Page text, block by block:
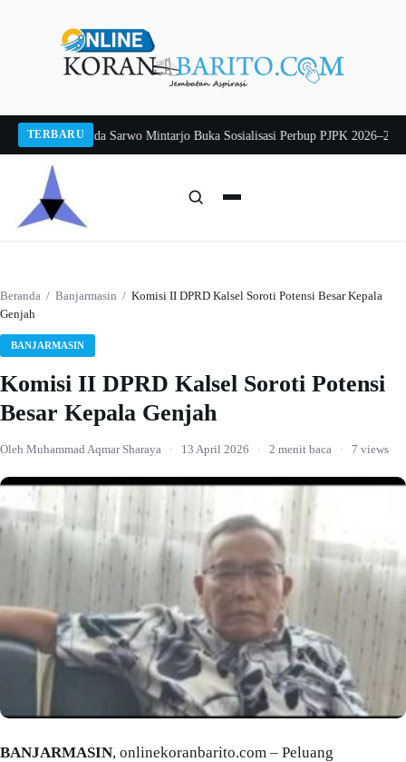
TERBARU
2026Pj Sekda Sarwo Mintarjo Buka Sosialisasi Perbup PJPK 2026–2030
Beranda / Banjarmasin / Komisi II DPRD Kalsel Soroti Potensi Besar Kepala
Genjah
BANJARMASIN
Komisi II DPRD Kalsel Soroti Potensi
Besar Kepala Genjah
Oleh Muhammad Aqmar Sharaya · 13 April 2026 · 2 menit baca · 7 views
BANJARMASIN, onlinekoranbarito.com – Peluang